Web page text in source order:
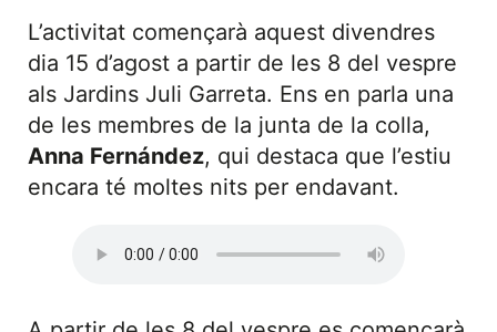
L’activitat començarà aquest divendres
dia 15 d’agost a partir de les 8 del vespre
als Jardins Juli Garreta. Ens en parla una
de les membres de la junta de la colla,
Anna Fernández, qui destaca que l’estiu
encara té moltes nits per endavant.